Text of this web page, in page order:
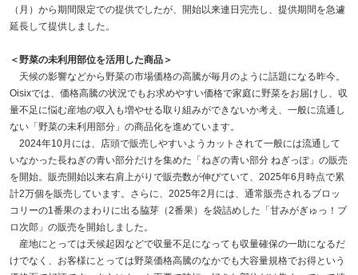
（月）から期間限定での提供でしたが、開始以来連日完売し、提供期間を急遽
延長して提供しました。
＜野菜の未利用部位を活用した商品＞
天候の影響などから野菜の市場価格の高騰が毎月のように話題になる昨今。
Oisixでは、価格高騰の状況でもお求めやすい価格で家庭に野菜をお届けし、収
量不足に悩む産地の収入も増やせる取り組みができないか考え、一般に流通し
ない「野菜の未利用部分」の商品化を進めています。
2024年10月には、店頭で販売しやすいようカットされて一般には流通して
いなかった長ねぎの青い部分だけを集めた「ねぎの青い部分 ねぎっぽ」の販売
を開始。販売開始以来右肩上がりで販売数が伸びていて、2025年6月時点で累
計2万個を販売しています。さらに、2025年2月には、通常販売されるブロッ
コリーの1番果のまわりに出る脇芽（2番果）を袋詰めした「甘みがぎゅっ！ブ
ロ次郎」の販売を開始しました。
産地にとっては天候起因などで収量不足になっても収量確保の一助になるだ
けでなく、お客様にとっては野菜価格高騰のなかでも大容量規格でお得という